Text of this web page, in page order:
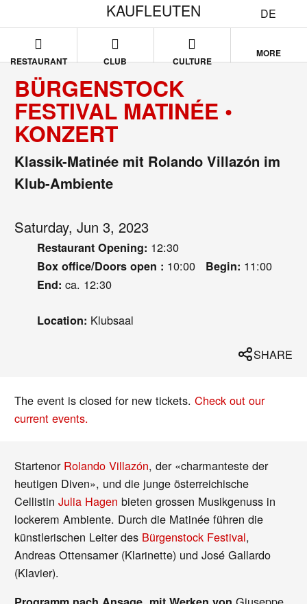
DE
KAUFLEUTEN
RESTAURANT CLUB CULTURE
MORE
BÜRGENSTOCK
FESTIVAL MATINÉE •
KONZERT
Klassik-Matinée mit Rolando Villazón im
Klub-Ambiente
Saturday, Jun 3, 2023
Restaurant Opening: 12:30
Box office/Doors open : 10:00 Begin: 11:00
End: ca. 12:30
Location: Klubsaal
SHARE
The event is closed for new tickets.Check out our
current events.
Startenor Rolando Villazón, der «charmanteste der
heutigen Diven», und die junge österreichische
CellistinJulia Hagen bieten grossen Musikgenuss in
lockerem Ambiente. Durch die Matinée führen die
künstlerischen Leiter des Bürgenstock Festival,
Andreas Ottensamer (Klarinette) und José Gallardo
(Klavier).